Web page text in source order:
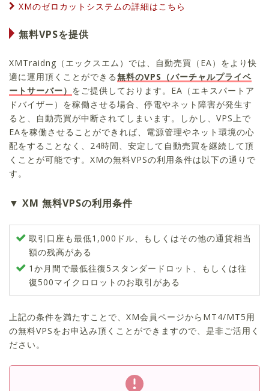
XMのゼロカットシステムの詳細はこちら
無料VPSを提供
XMTraidng（エックスエム）では、自動売買（EA）をより快
適に運用頂くことができる無料のVPS（バーチャルプライベ
ートサーバー） をご提供しております。EA（エキスパートア
ドバイザー）を稼働させる場合、停電やネット障害が発生す
ると、自動売買が中断されてしまいます。しかし、VPS上で
EAを稼働させることができれば、電源管理やネット環境の心
配をすることなく、24時間、安定して自動売買を継続して頂
くことが可能です。XMの無料VPSの利用条件は以下の通りで
す。
XM 無料VPSの利用条件
取引口座も最低1,000ドル、もしくはその他の通貨相当
額の残高がある
1か月間で最低往復5スタンダードロット、もしくは往
復500マイクロロットのお取引がある
上記の条件を満たすことで、XM会員ページからMT4/MT5用
の無料VPSをお申込み頂くことができますので、是非ご活用く
ださい。